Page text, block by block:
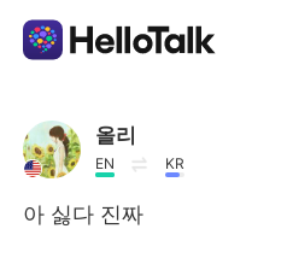
언어 교환 앱
AI Grammar Checker
올리
EN KR
아 싫다 진짜